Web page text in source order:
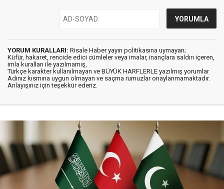
YORUM KURALLARI: Risale Haber yayın politikasına uymayan;
Küfür, hakaret, rencide edici cümleler veya imalar, inançlara saldırı içeren,
imla kuralları ile yazılmamış,
Türkçe karakter kullanılmayan ve BÜYÜK HARFLERLE yazılmış yorumlar
Adınız kısmına uygun olmayan ve saçma rumuzlar onaylanmamaktadır.
Anlayışınız için teşekkür ederiz.